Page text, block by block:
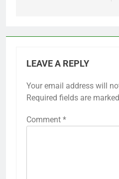
LEAVE A REPLY
Your email address will
Required fields are marked
Comment *